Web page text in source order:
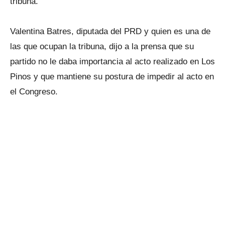
Valentina Batres, diputada del PRD y quien es una de
las que ocupan la tribuna, dijo a la prensa que su
partido no le daba importancia al acto realizado en Los
Pinos y que mantiene su postura de impedir al acto en
el Congreso.